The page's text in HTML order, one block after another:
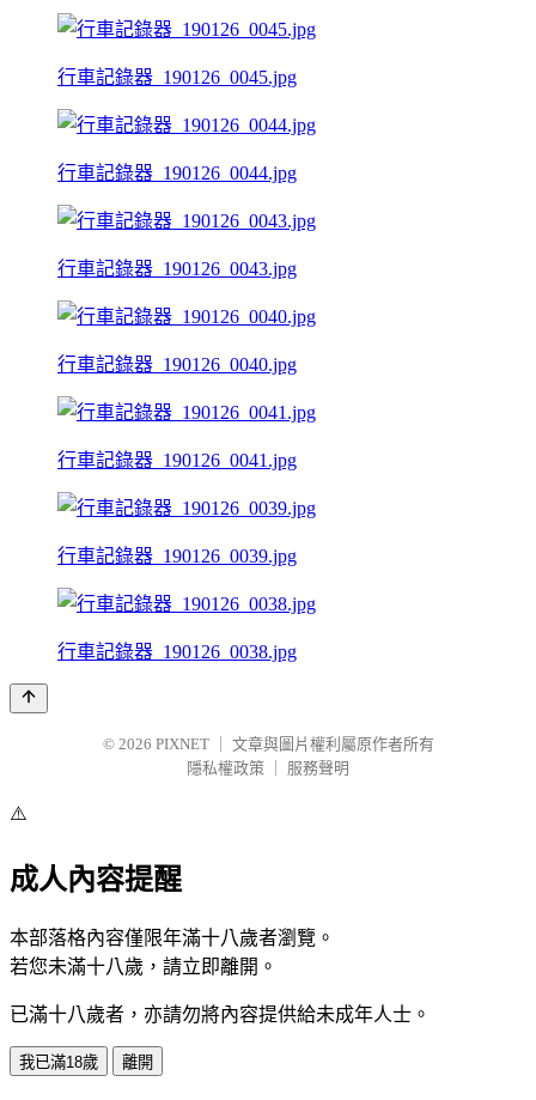
行車記錄器_190126_0045.jpg
行車記錄器_190126_0044.jpg
行車記錄器_190126_0043.jpg
行車記錄器_190126_0040.jpg
行車記錄器_190126_0041.jpg
行車記錄器_190126_0039.jpg
行車記錄器_190126_0038.jpg
© 2026 PIXNET
文章與圖片權利屬原作者所有
隱私權政策
服務聲明
⚠️
成人內容提醒
本部落格內容僅限年滿十八歲者瀏覽。
若您未滿十八歲，請立即離開。
已滿十八歲者，亦請勿將內容提供給未成年人士。
我已滿18歲 離開